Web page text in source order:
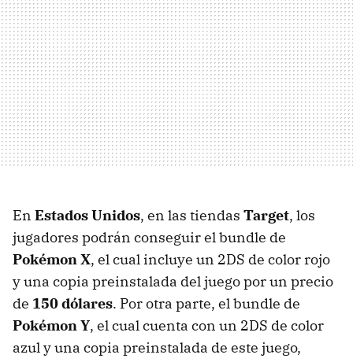
En Estados Unidos, en las tiendas Target, los
jugadores podrán conseguir el bundle de
Pokémon X, el cual incluye un 2DS de color rojo
y una copia preinstalada del juego por un precio
de 150 dólares. Por otra parte, el bundle de
Pokémon Y, el cual cuenta con un 2DS de color
azul y una copia preinstalada de este juego,